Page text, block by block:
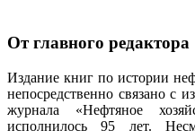
От главного редактора
Издание книг по истории
непосредственно связано с
журнала «Нефтяное
исполнилось 95 лет.